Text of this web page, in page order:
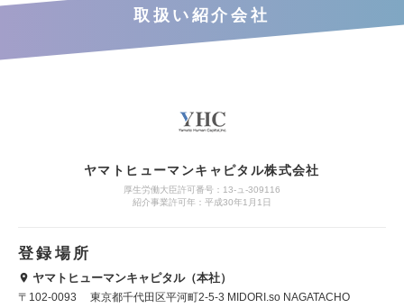
取扱い紹介会社
ヤマトヒューマンキャピタル株式会社
厚生労働大臣許可番号：13-ュ-309116
紹介事業許可年：平成30年1月1日
登録場所
ヤマトヒューマンキャピタル（本社）
〒102-0093 東京都千代田区平河町2-5-3 MIDORI.so NAGATACHO